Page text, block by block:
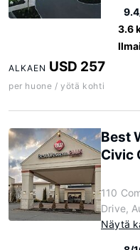
3.6
ALKAEN USD 257
per huone / yötä kohti
Best
Civic
110
Drive,
Näytä